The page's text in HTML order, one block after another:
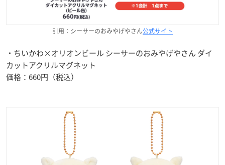
引用：シーサーのおみやげやさん公式サイト
・ちいかわ×オリオンビール シーサーのおみやげやさん ダイ
カットアクリルマグネット
価格：660円（税込）